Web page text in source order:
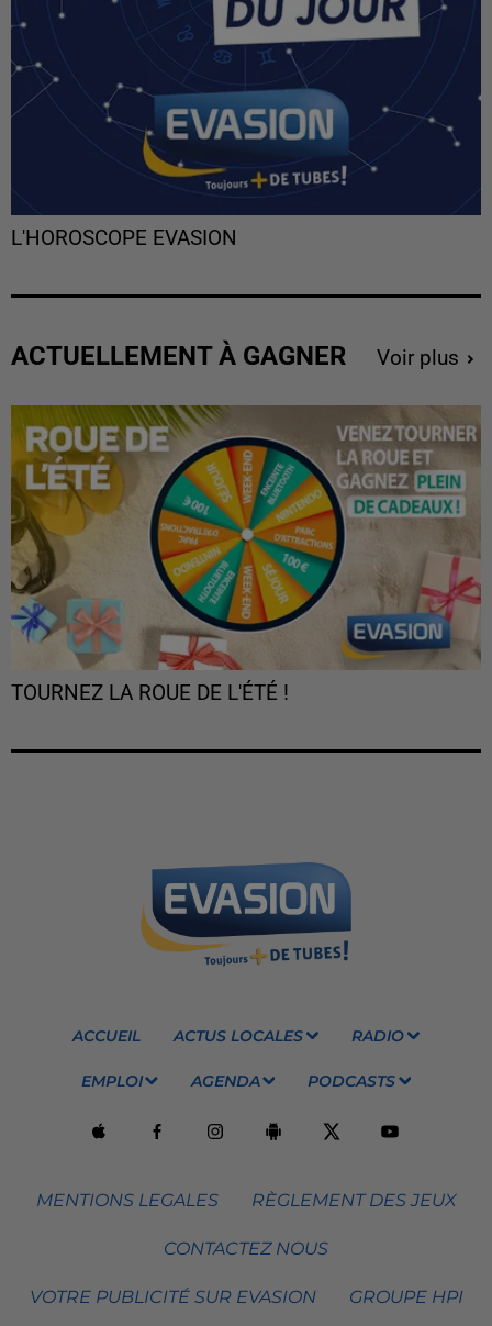
L'HOROSCOPE EVASION
ACTUELLEMENT À GAGNER Voir plus
TOURNEZ LA ROUE DE L'ÉTÉ !
ACCUEIL ACTUS LOCALES RADIO
EMPLOI AGENDA PODCASTS
MENTIONS LEGALES RÈGLEMENT DES JEUX
CONTACTEZ NOUS
VOTRE PUBLICITÉ SUR EVASION GROUPE HPI